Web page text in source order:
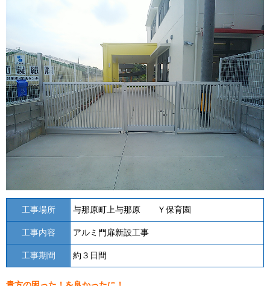
工事場所 与那原町上与那原 Ｙ保育園
工事内容 アルミ門扉新設工事
工事期間 約３日間